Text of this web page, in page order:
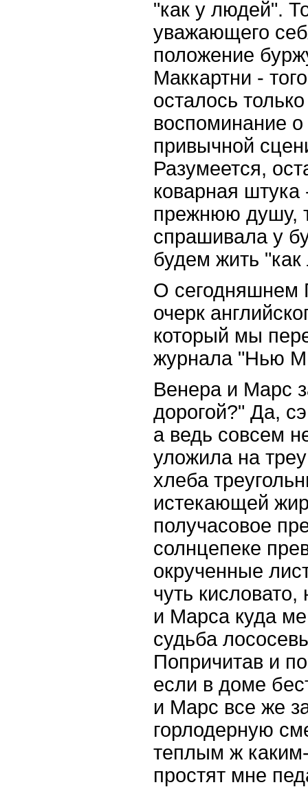
"как у людей".
уважающего
положение
Маккартни -
осталось
воспоминание
привычной
Разумеется,
коварная
прежнюю душу,
спрашивала у
будем жить
О сегодняшнем
очерк
который мы
журнала "Нью
Венера и Марс
дорогой?" Да,
а ведь совсем
уложила на
хлеба
истекающей
получасовое
солнцепеке
окрученные
чуть
и Марса куда
судьба
Попричитав и
если в доме
и Марс все же
горлодерную
теплым ж
простят мне